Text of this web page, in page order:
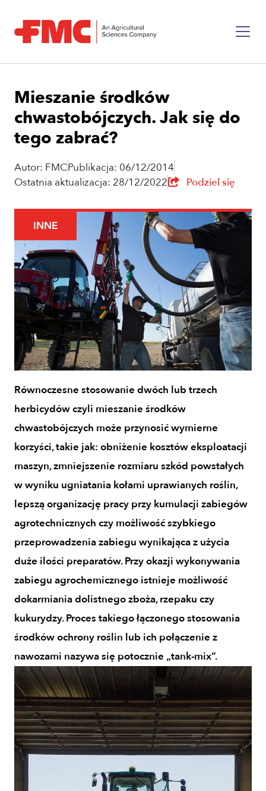
Mieszanie środków
chwastobójczych. Jak się do
tego zabrać?
Autor: FMCPublikacja: 06/12/2014
Ostatnia aktualizacja: 28/12/2022
Podziel się
INNE
Równoczesne stosowanie dwóch lub trzech
herbicydów czyli mieszanie środków
chwastobójczych może przynosić wymierne
korzyści, takie jak: obniżenie kosztów eksploatacji
maszyn, zmniejszenie rozmiaru szkód powstałych
w wyniku ugniatania kołami uprawianych roślin,
lepszą organizację pracy przy kumulacji zabiegów
agrotechnicznych czy możliwość szybkiego
przeprowadzenia zabiegu wynikająca z użycia
duże ilości preparatów. Przy okazji wykonywania
zabiegu agrochemicznego istnieje możliwość
dokarmiania dolistnego zboża, rzepaku czy
kukurydzy. Proces takiego łączonego stosowania
środków ochrony roślin lub ich połączenie z
nawozami nazywa się potocznie „tank-mix”.